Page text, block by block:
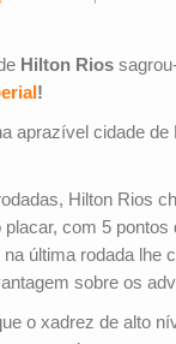
Hilton Rios
!
aprazível cidade de
Hilton Rios
placar, com 5 pontos
última rodada lhe
sobre os
o xadrez de alto